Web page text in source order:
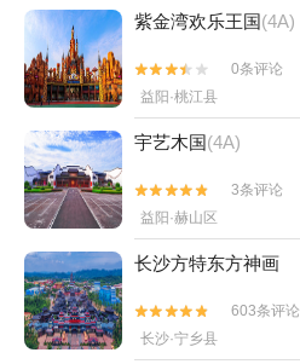
紫金湾欢乐王国(4A)


0条评论
益阳·桃江县
宇艺木国(4A)


3条评论
益阳·赫山区
长沙方特东方神画


603条评论
长沙·宁乡县